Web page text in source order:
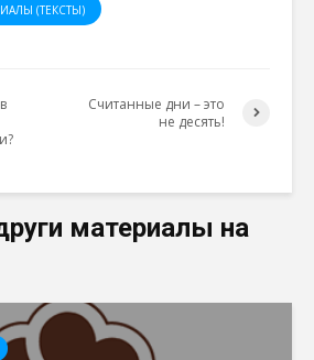
(ТЕКСТЫ)
Считанные дни – это
не десять!
материалы на